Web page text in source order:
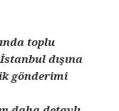
toplu
dışına
gönderimi